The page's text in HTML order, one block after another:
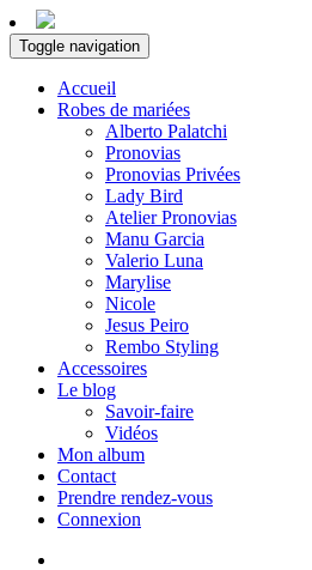
Toggle navigation
Accueil
Robes de mariées
Alberto Palatchi
Pronovias
Pronovias Privées
Lady Bird
Atelier Pronovias
Manu Garcia
Valerio Luna
Marylise
Nicole
Jesus Peiro
Rembo Styling
Accessoires
Le blog
Savoir-faire
Vidéos
Mon album
Contact
Prendre rendez-vous
Connexion